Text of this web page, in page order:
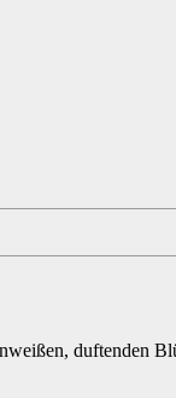
duftenden